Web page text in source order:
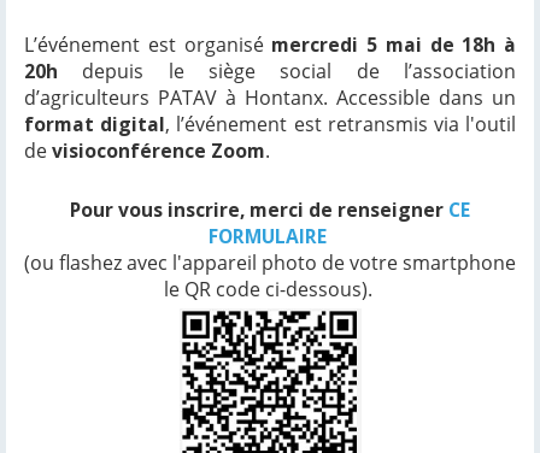
L’événement est organisé mercredi 5 mai de 18h à
20h depuis le siège social de l’association
d’agriculteurs PATAV à Hontanx. Accessible dans un
format digital, l’événement est retransmis via l'outil
devisioconférence Zoom.
Pour vous inscrire, merci de renseigner CE
FORMULAIRE
(ou flashez avec l'appareil photo de votre smartphone
le QR code ci-dessous).